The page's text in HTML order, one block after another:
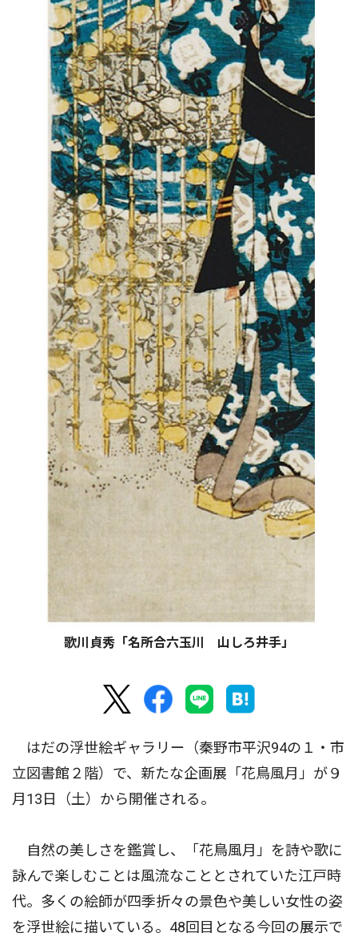
歌川貞秀「名所合六玉川 山しろ井手」
はだの浮世絵ギャラリー（秦野市平沢94の１・市
立図書館２階）で、新たな企画展「花鳥風月」が９
月13日（土）から開催される。
自然の美しさを鑑賞し、「花鳥風月」を詩や歌に
詠んで楽しむことは風流なこととされていた江戸時
代。多くの絵師が四季折々の景色や美しい女性の姿
を浮世絵に描いている。48回目となる今回の展示で